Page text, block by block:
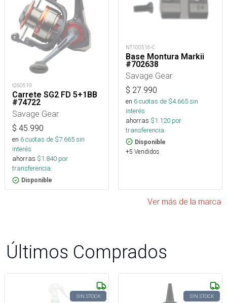
t260519
Carrete SG2 FD 5+1BB
#74722
Savage Gear
$ 45.990
en 6cuotas de $7.665sin
interés
ahorras $1.840 por
transferencia.
Disponible
NT100516-C
Base Montura Markii
#702638
Savage Gear
$ 27.990
en 6cuotas de $4.665sin
interés
ahorras $1.120 por
transferencia.
Disponible
+5 Vendidos
Ver más de la marca
Últimos Comprados
SIN STOCK SIN STOCK